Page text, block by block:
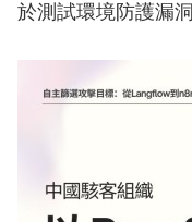
於測試環境防護漏洞